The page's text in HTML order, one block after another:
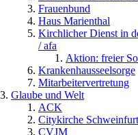
Frauenbund
Haus Marienthal
Kirchlicher Dienst in
/ afa
Aktion: freier
Krankenhausseelsorge
Mitarbeitervertretung
Glaube und Welt
ACK
Citykirche Schweinfurt
CVJM